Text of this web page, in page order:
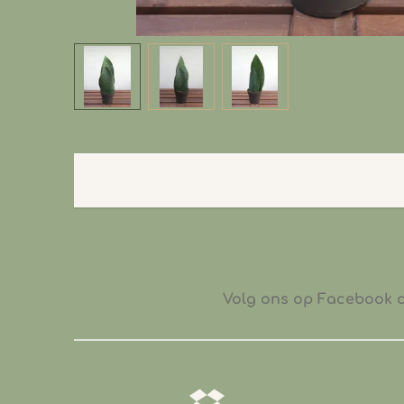
Volg ons op Facebook